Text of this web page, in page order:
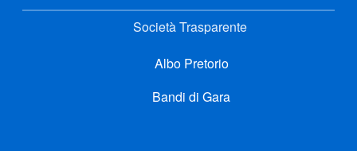
Società Trasparente
Albo Pretorio
Bandi di Gara